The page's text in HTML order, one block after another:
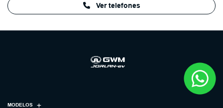
Ver telefones
MODELOS